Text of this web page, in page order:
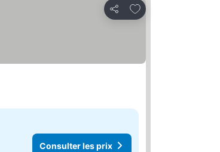
Partager
Ajouter à mes favoris
Consulter les prix